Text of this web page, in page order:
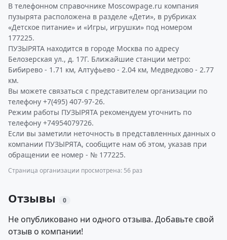
В телефонном справочнике Moscowpage.ru компания
пузырята расположена в разделе «Дети», в рубриках
«Детское питание» и «Игры, игрушки» под номером
177225.
ПУЗЫРЯТА находится в городе Москва по адресу
Белозерская ул., д. 17Г. Ближайшие станции метро:
Бибирево - 1.71 км, Алтуфьево - 2.04 км, Медведково - 2.77
км.
Вы можете связаться с представителем организации по
телефону +7(495) 407-97-26.
Режим работы ПУЗЫРЯТА рекомендуем уточнить по
телефону +74954079726.
Если вы заметили неточность в представленных данных о
компании ПУЗЫРЯТА, сообщите нам об этом, указав при
обращении ее номер - № 177225.
Страница организации просмотрена: 56 раз
Отзывы 0
Не опубликовано ни одного отзыва. Добавьте свой
отзыв о компании!